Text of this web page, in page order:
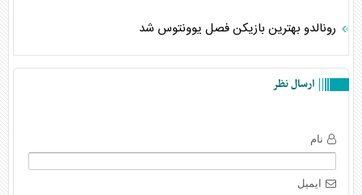
رونالدو بهترین بازیکن فصل یوونتوس شد
ارسال نظر
نام
ایمیل